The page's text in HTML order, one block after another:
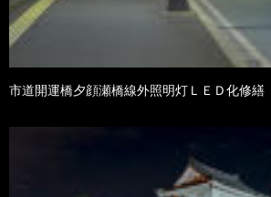
市道開運橋夕顔瀬橋線外照明灯ＬＥＤ化修繕